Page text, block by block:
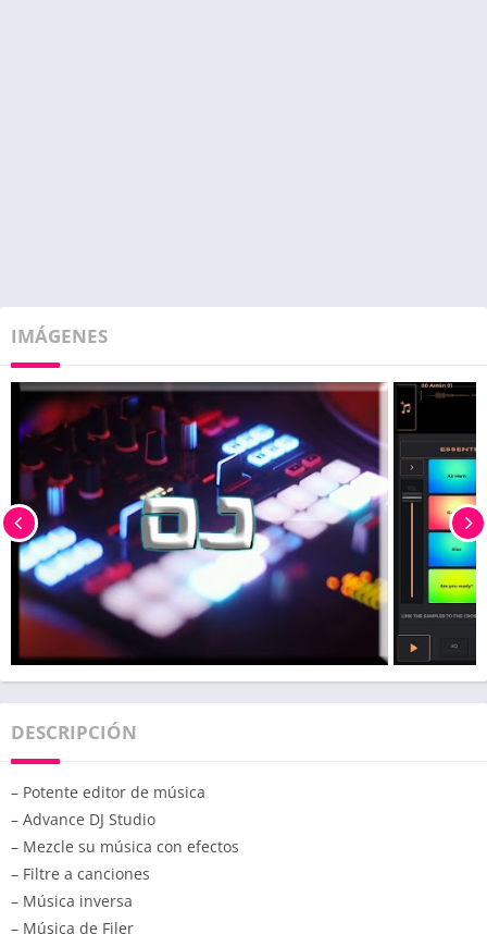
IMÁGENES
DESCRIPCIÓN
– Potente editor de música
– Advance DJ Studio
– Mezcle su música con efectos
– Filtre a canciones
– Música inversa
– Música de Filer